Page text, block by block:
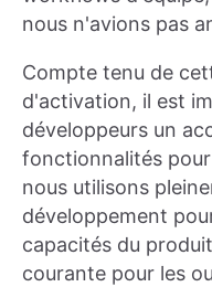
nous n'avions pas
Compte tenu de
d'activation, il est
développeurs un
fonctionnalités
nous utilisons
développement
capacités du
courante pour les